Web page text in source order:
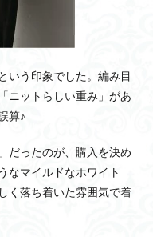
いう印象でした。編み目
ニットらしい重み」があ
算♪
だったのが、購入を決め
なマイルドなホワイト
く落ち着いた雰囲気で着